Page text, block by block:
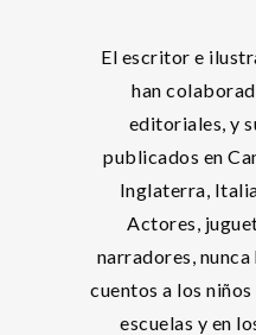
El escritor e
han
editoriales, y
publicados en
Inglaterra,
Actores,
narradores,
cuentos a los
escuelas y en